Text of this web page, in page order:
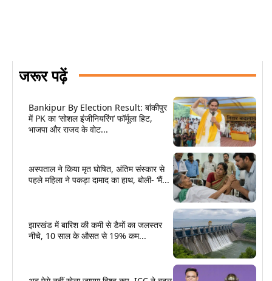
जरूर पढ़ें
Bankipur By Election Result: बांकीपुर
में PK का ‘सोशल इंजीनियरिंग’ फॉर्मूला हिट,
भाजपा और राजद के वोट...
अस्पताल ने किया मृत घोषित, अंतिम संस्कार से
पहले महिला ने पकड़ा दामाद का हाथ, बोली- ‘मैं...
झारखंड में बारिश की कमी से डैमों का जलस्तर
नीचे, 10 साल के औसत से 19% कम...